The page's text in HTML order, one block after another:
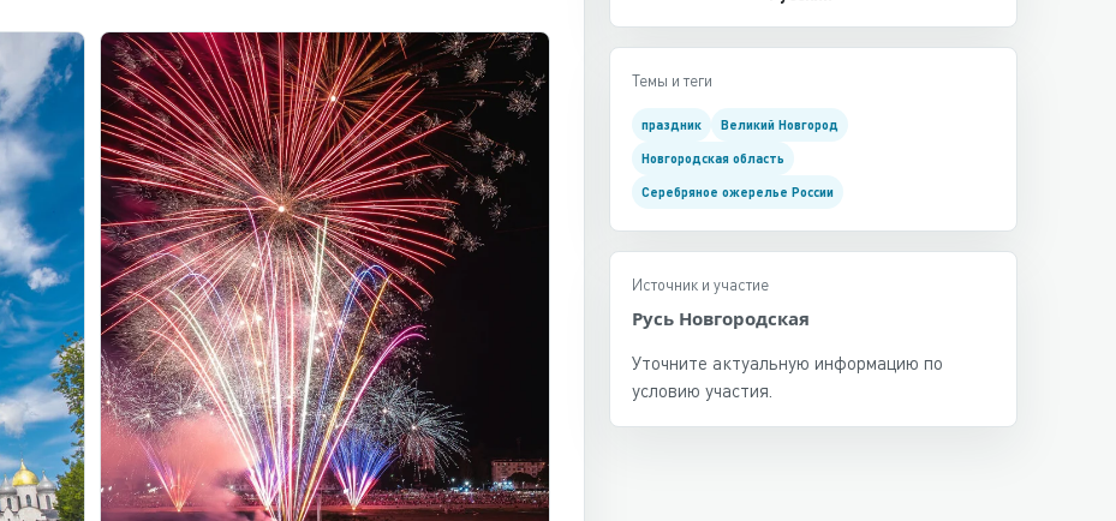
Темы и теги
праздник Великий Новгород
Новгородская область
Серебряное ожерелье России
Источник и участие
Русь Новгородская
Уточните актуальную информацию по
условию участия.